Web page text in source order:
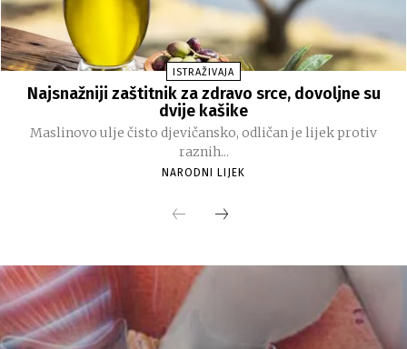
ISTRAŽIVAJA
Najsnažniji zaštitnik za zdravo srce, dovoljne su
dvije kašike
Maslinovo ulje čisto djevičansko, odličan je lijek protiv
raznih...
NARODNI LIJEK